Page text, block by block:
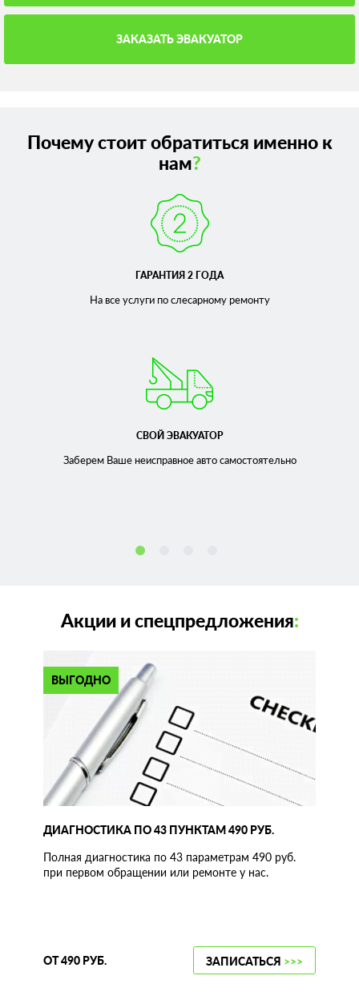
ЗАКАЗАТЬ ЭВАКУАТОР
Почему стоит обратиться именно к
нам?
ГАРАНТИЯ 2 ГОДА
На все услуги по слесарномуремонту
СВОЙ ЭВАКУАТОР
Заберем Ваше неисправноеавто самостоятельно
Акции и спецпредложения:
ВЫГОДНО
ДИАГНОСТИКА ПО 43 ПУНКТАМ 490 РУБ.
Полная диагностика по 43 параметрам 490 руб.
при первом обращении или ремонте у нас.
ОТ 490 РУБ. ЗАПИСАТЬСЯ >>>